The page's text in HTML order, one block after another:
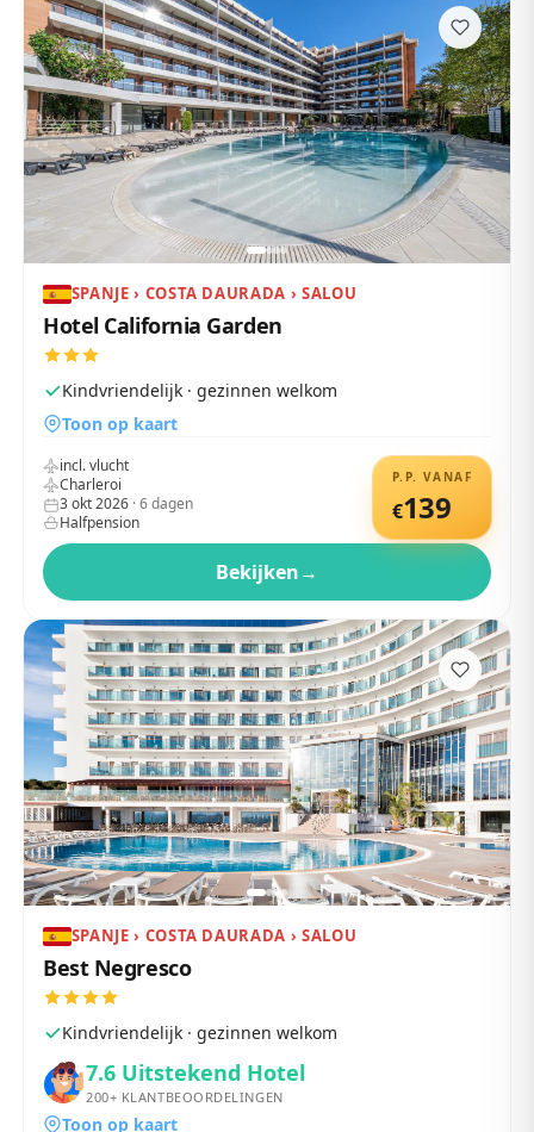
SPANJE › COSTA DAURADA › SALOU
Hotel California Garden
Kindvriendelijk · gezinnen welkom
Toon op kaart
P.P. VANAF
€139
incl. vlucht
Charleroi
3 okt 2026 ·6dagen
Halfpension
Bekijken→
SPANJE › COSTA DAURADA › SALOU
Best Negresco
Kindvriendelijk · gezinnen welkom
7.6 Uitstekend Hotel
200+ KLANTBEOORDELINGEN
Toon op kaart